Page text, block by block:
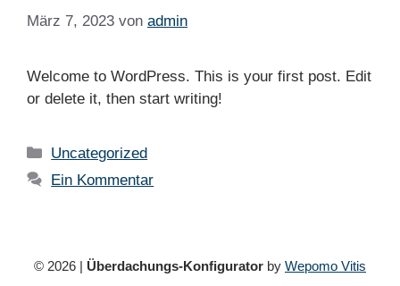
März 7, 2023 von admin
Welcome to WordPress. This is your first post. Edit
or delete it, then start writing!
Kategorien
Uncategorized
Ein Kommentar
© 2026 | Überdachungs-Konfigurator by Wepomo Vitis